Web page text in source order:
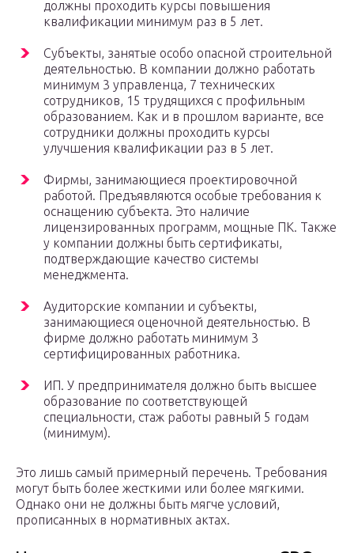
должны проходить курсы повышения
квалификации минимум раз в 5 лет.
Субъекты, занятые особо опасной строительной
деятельностью. В компании должно работать
минимум 3 управленца, 7 технических
сотрудников, 15 трудящихся с профильным
образованием. Как и в прошлом варианте, все
сотрудники должны проходить курсы
улучшения квалификации раз в 5 лет.
Фирмы, занимающиеся проектировочной
работой. Предъявляются особые требования к
оснащению субъекта. Это наличие
лицензированных программ, мощные ПК. Также
у компании должны быть сертификаты,
подтверждающие качество системы
менеджмента.
Аудиторские компании и субъекты,
занимающиеся оценочной деятельностью. В
фирме должно работать минимум 3
сертифицированных работника.
ИП. У предпринимателя должно быть высшее
образование по соответствующей
специальности, стаж работы равный 5 годам
(минимум).
Это лишь самый примерный перечень. Требования
могут быть более жесткими или более мягкими.
Однако они не должны быть мягче условий,
прописанных в нормативных актах.